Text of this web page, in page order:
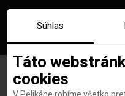
Súhlas
Táto
cookies